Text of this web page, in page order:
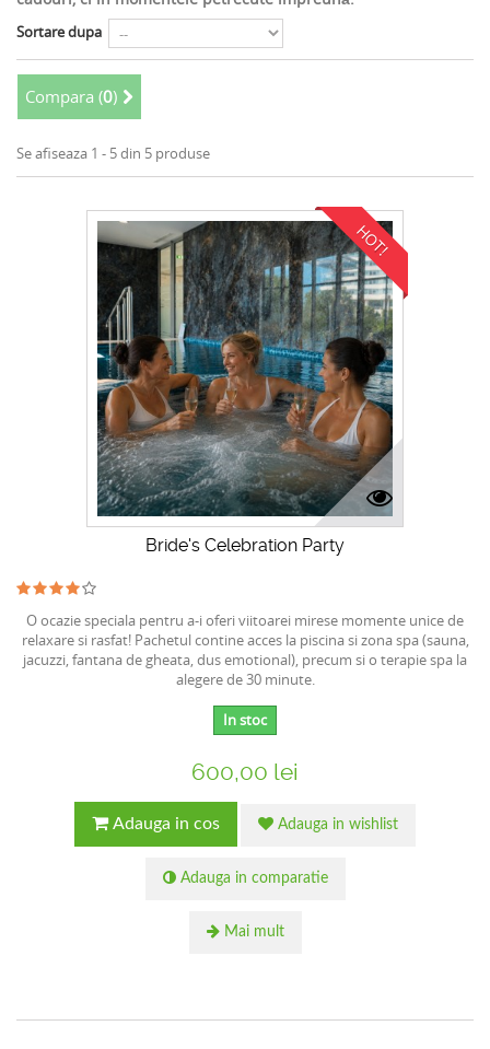
Sortare dupa
Compara (0)
Se afiseaza 1 - 5 din 5 produse
HOT!
Bride's Celebration Party
O ocazie speciala pentru a-i oferi viitoarei mirese momente unice de
relaxare si rasfat! Pachetul contine acces la piscina si zona spa (sauna,
jacuzzi, fantana de gheata, dus emotional), precum si o terapie spa la
alegere de 30 minute.
In stoc
600,00 lei
Adauga in cos Adauga in wishlist
Adauga in comparatie
Mai mult